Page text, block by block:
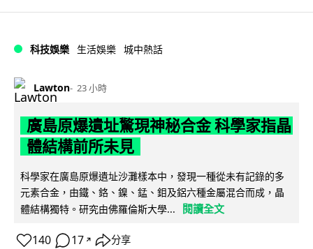
科技娛樂 生活娛樂 城中熱話
Lawton 23 小時
廣島原爆遺址驚現神秘合金 科學家指晶
體結構前所未見
科學家在廣島原爆遺址沙灘樣本中，發現一種從未有記錄的多
元素合金，由鐵、鉻、鎳、錳、鉬及鋁六種金屬混合而成，晶
體結構獨特。研究由佛羅倫斯大學...
閱讀全文
140 17 ↗ 分享